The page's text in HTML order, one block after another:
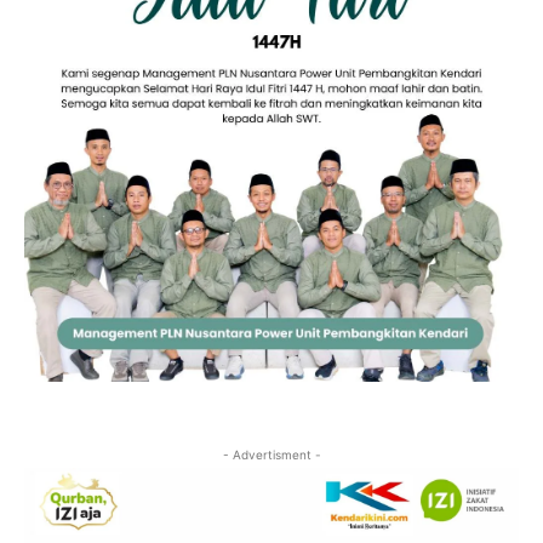
- Advertisment -